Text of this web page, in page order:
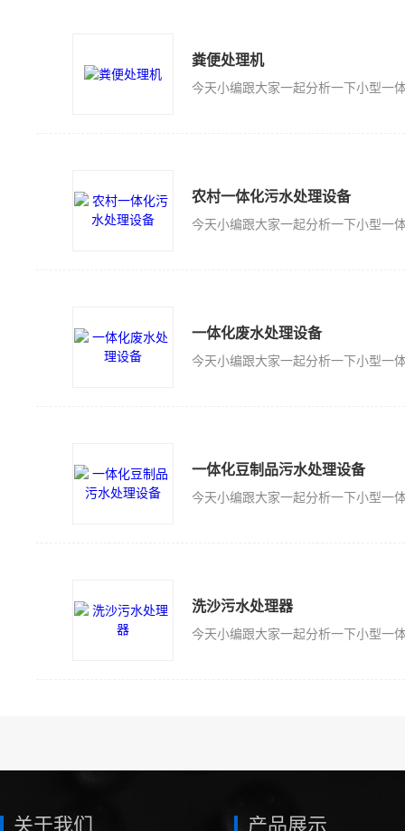
粪便处理机
农村一体化污水处理设备
一体化废水处理设备
一体化豆制品污水处理设备
洗沙污水处理器
关于我们 产品展示